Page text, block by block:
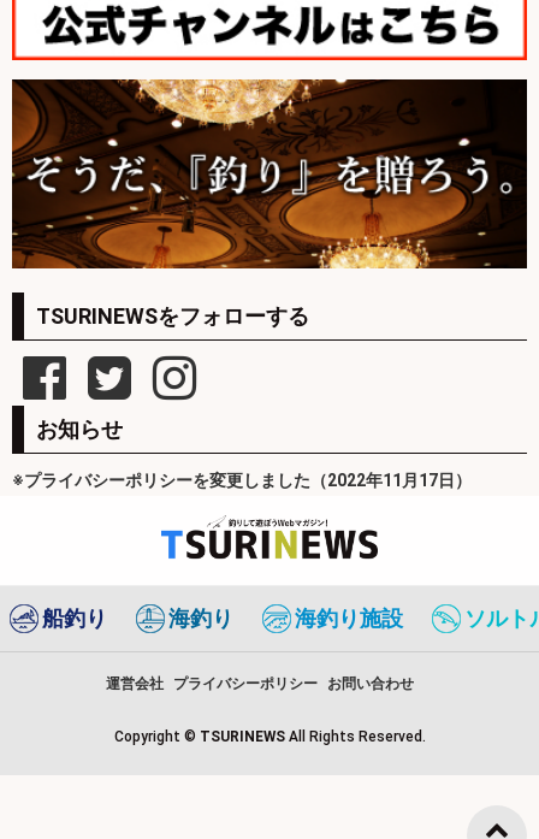
TSURINEWSをフォローする
お知らせ
※プライバシーポリシーを変更しました（2022年11月17日）
船釣り 海釣り 海釣り施設 ソルト
運営会社 プライバシーポリシー お問い合わせ
Copyright © TSURINEWS All Rights Reserved.